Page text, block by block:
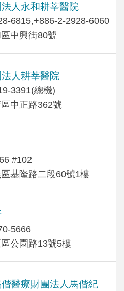
人永和耕莘醫院
6815,+886-2-2928-6060
中興街80號
人耕莘醫院
3391(總機)
中正路362號
#102
基隆路二段60號1樓
5666
公園路13號5樓
醫療財團法人馬偕紀